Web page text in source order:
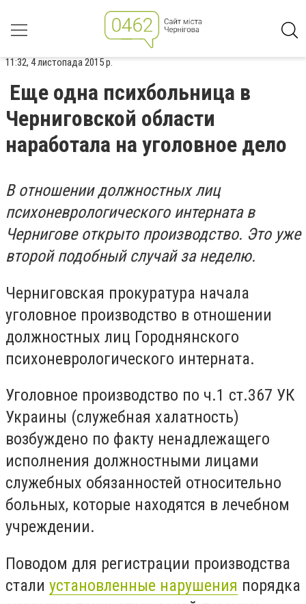
11:32, 4 листопада 2015 р.
Еще одна психбольница в
Черниговской области
наработала на уголовное дело
В отношении должностных лиц
психоневрологического интерната в
Чернигове открыто производство. Это уже
второй подобный случай за неделю.
Черниговская прокуратура начала
уголовное производство в отношении
должностных лиц Городнянского
психоневрологического интерната.
Уголовное производство по ч.1 ст.367 УК
Украины (служебная халатность)
возбуждено по факту ненадлежащего
исполнения должностными лицами
служебных обязанностей относительно
больных, которые находятся в лечебном
учреждении.
Поводом для регистрации производства
стали установленные нарушения порядка